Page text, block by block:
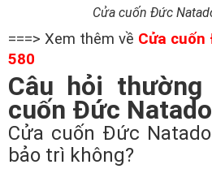
Cửa cuốn Đức
===> Xem thêm về Cửa cuốn
580
Câu hỏi
cuốn Đức
Cửa cuốn Đức
bảo trì không?